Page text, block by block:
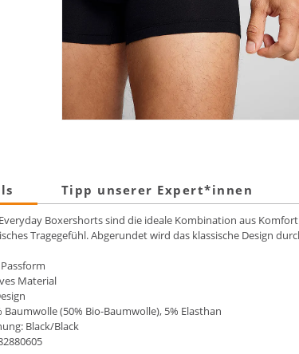
Tipp unserer Expert*innen
Boxershorts sind die ideale Kombination aus
Tragegefühl. Abgerundet wird das klassische Design
Material
Baumwolle (50% Bio-Baumwolle), 5% Elasthan
Black/Black